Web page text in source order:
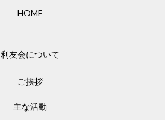
HOME
利友会について
ご挨拶
主な活動